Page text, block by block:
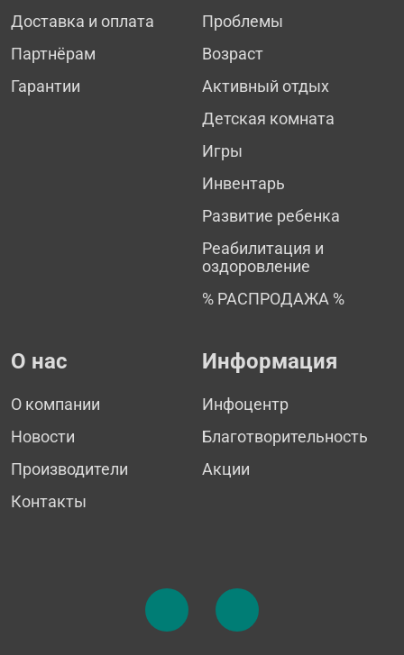
Доставка и оплата
Партнёрам
Гарантии
Проблемы
Возраст
Активный отдых
Детская комната
Игры
Инвентарь
Развитие ребенка
Реабилитация и
оздоровление
% РАСПРОДАЖА %
О нас
О компании
Новости
Производители
Контакты
Информация
Инфоцентр
Благотворительность
Акции